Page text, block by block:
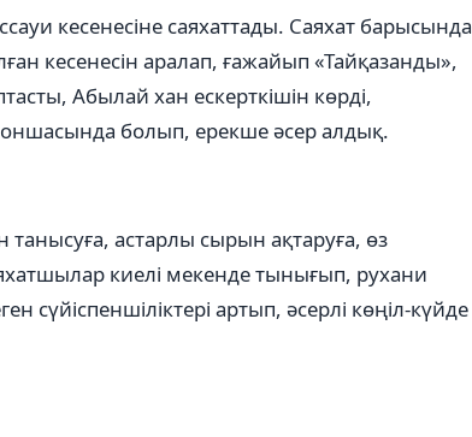
кесенесіне саяхаттады. Саяхат барысында
кесенесін аралап, ғажайып «Тайқазанды»,
Абылай хан ескерткішін көрді,
болып, ерекше әсер алдық.
астарлы сырын ақтаруға, өз
киелі мекенде тынығып, рухани
сүйіспеншіліктері артып, әсерлі көңіл-күйде